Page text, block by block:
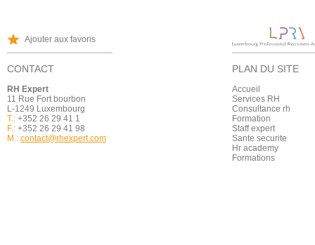
Ajouter aux favoris
CONTACT
RH Expert
11 Rue Fort bourbon
L-1249 Luxembourg
T.: +352 26 29 41 1
F.: +352 26 29 41 98
M.: contact@rhexpert.com
PLAN DU SITE
Accueil
Services RH
Consultance rh
Formation
Staff expert
Sante securite
Hr academy
Formations